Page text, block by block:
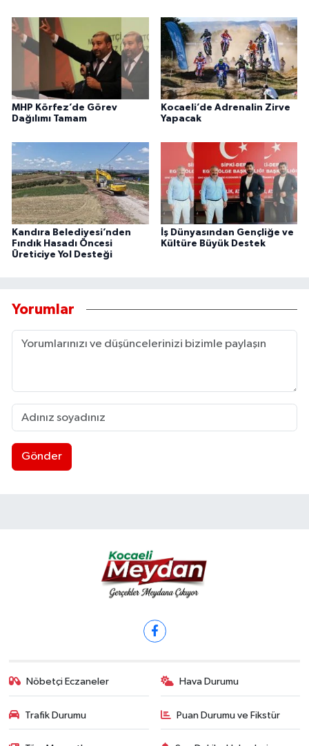
MHP Körfez’de Görev
Dağılımı Tamam
Kocaeli’de Adrenalin Zirve
Yapacak
Kandıra Belediyesi’nden
Fındık Hasadı Öncesi
Üreticiye Yol Desteği
İş Dünyasından Gençliğe ve
Kültüre Büyük Destek
Yorumlar
Gönder
Nöbetçi Eczaneler Hava Durumu
Trafik Durumu Puan Durumu ve Fikstür